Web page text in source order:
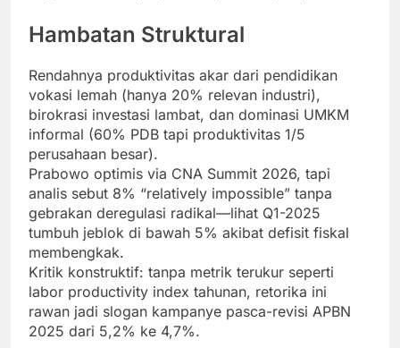
Hambatan Struktural
Rendahnya produktivitas akar dari pendidikan
vokasi lemah (hanya 20% relevan industri),
birokrasi investasi lambat, dan dominasi UMKM
informal (60% PDB tapi produktivitas 1/5
perusahaan besar).
Prabowo optimis via CNA Summit 2026, tapi
analis sebut 8% “relatively impossible” tanpa
gebrakan deregulasi radikal—lihat Q1-2025
tumbuh jeblok di bawah 5% akibat defisit fiskal
membengkak.
Kritik konstruktif: tanpa metrik terukur seperti
labor productivity index tahunan, retorika ini
rawan jadi slogan kampanye pasca-revisi APBN
2025 dari 5,2% ke 4,7%.